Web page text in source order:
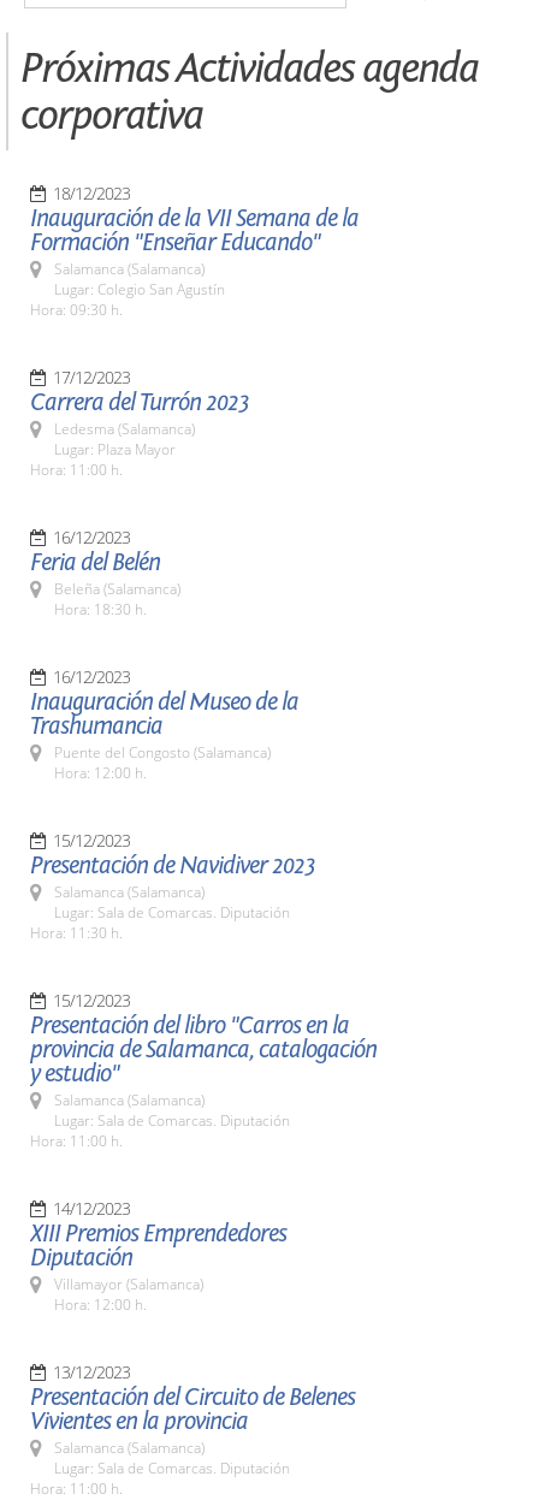
Próximas Actividades agenda
corporativa
18/12/2023
Inauguración de la VII Semana de la
Formación "Enseñar Educando"
Salamanca (Salamanca)
Lugar: Colegio San Agustín
Hora: 09:30 h.
17/12/2023
Carrera del Turrón 2023
Ledesma (Salamanca)
Lugar: Plaza Mayor
Hora: 11:00 h.
16/12/2023
Feria del Belén
Beleña (Salamanca)
Hora: 18:30 h.
16/12/2023
Inauguración del Museo de la
Trashumancia
Puente del Congosto (Salamanca)
Hora: 12:00 h.
15/12/2023
Presentación de Navidiver 2023
Salamanca (Salamanca)
Lugar: Sala de Comarcas. Diputación
Hora: 11:30 h.
15/12/2023
Presentación del libro "Carros en la
provincia de Salamanca, catalogación
y estudio"
Salamanca (Salamanca)
Lugar: Sala de Comarcas. Diputación
Hora: 11:00 h.
14/12/2023
XIII Premios Emprendedores
Diputación
Villamayor (Salamanca)
Hora: 12:00 h.
13/12/2023
Presentación del Circuito de Belenes
Vivientes en la provincia
Salamanca (Salamanca)
Lugar: Sala de Comarcas. Diputación
Hora: 11:00 h.